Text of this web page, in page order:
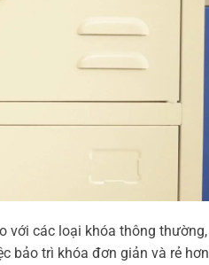
với các loại khóa thông thường,
bảo trì khóa đơn giản và rẻ hơn